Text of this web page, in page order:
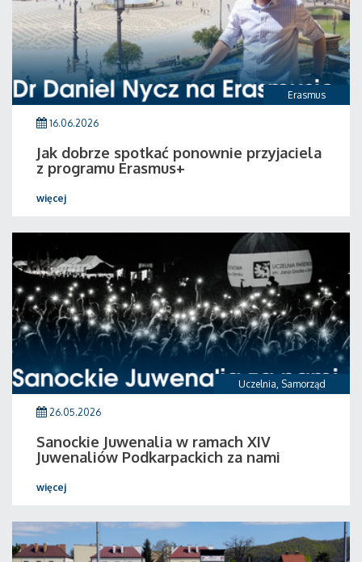
Erasmus
16.06.2026
Jak dobrze spotkać ponownie przyjaciela
z programu Erasmus+
więcej
Uczelnia, Samorząd
26.05.2026
Sanockie Juwenalia w ramach XIV
Juwenaliów Podkarpackich za nami
więcej